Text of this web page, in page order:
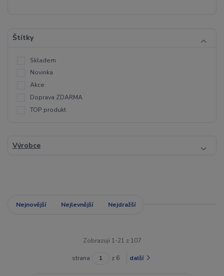
Štítky
Skladem
Novinka
Akce
Doprava ZDARMA
TOP produkt
Výrobce
Nejnovější Nejlevnější Nejdražší
Zobrazuji 1-21 z 107
strana z 6 další